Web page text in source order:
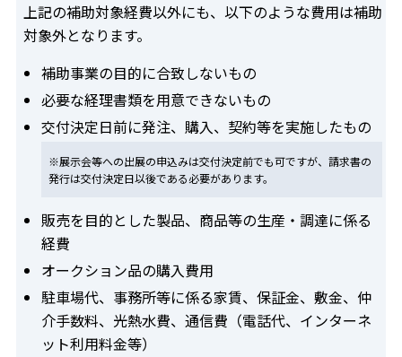
上記の補助対象経費以外にも、以下のような費用は補助
対象外となります。
補助事業の目的に合致しないもの
必要な経理書類を用意できないもの
交付決定日前に発注、購入、契約等を実施したもの
※展示会等への出展の申込みは交付決定前でも可ですが、請求書の
発行は交付決定日以後である必要があります。
販売を目的とした製品、商品等の生産・調達に係る
経費
オークション品の購入費用
駐車場代、事務所等に係る家賃、保証金、敷金、仲
介手数料、光熱水費、通信費（電話代、インターネ
ット利用料金等）